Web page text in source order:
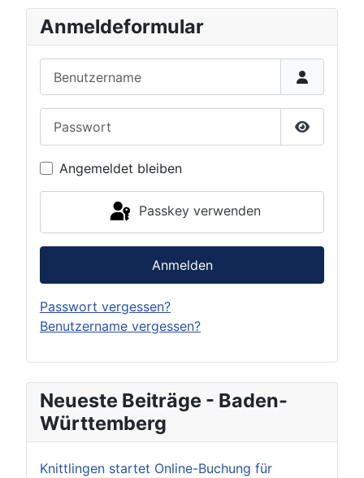
Anmeldeformular
Passwort
Angemeldet bleiben
Passkey verwenden
Anmelden
Passwort vergessen?
Benutzername vergessen?
Neueste Beiträge - Baden-
Württemberg
Knittlingen startet Online-Buchung für